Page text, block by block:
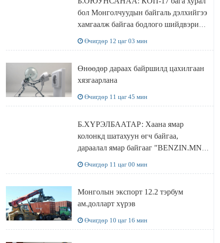
бол Монголчуудын байгаль дэлхийгээ
хамгаалж байгаа бодлого шийдвэрийг
Өчигдөр 12 цаг 03 мин
Өнөөдөр дараах байршилд цахилгаан
хязгаарлана
Өчигдөр 11 цаг 45 мин
Б.ХҮРЭЛБААТАР: Хаана ямар
колонкд шатахуун өгч байгаа,
дараалал ямар байгааг "BENZIN.MN”
Өчигдөр 11 цаг 00 мин
Монголын экспорт 12.2 тэрбум
ам.долларт хүрэв
Өчигдөр 10 цаг 16 мин